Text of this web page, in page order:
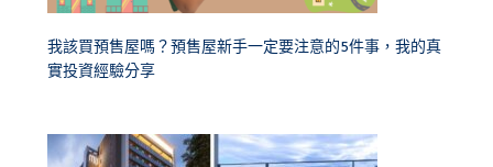
我該買預售屋嗎？預售屋新手一定要注意的5件事，我的真
實投資經驗分享